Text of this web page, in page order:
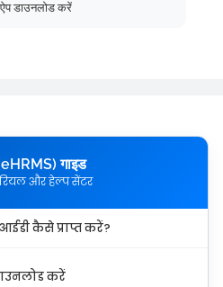
डाउनलोड करें
गाइड
और हेल्प सेंटर
कैसे प्राप्त करें?
करें